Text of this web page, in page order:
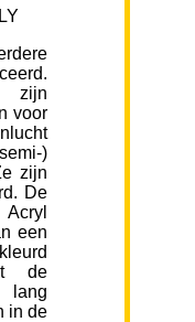
zijn
voor
)
zijn
De
een
de
lang
in de